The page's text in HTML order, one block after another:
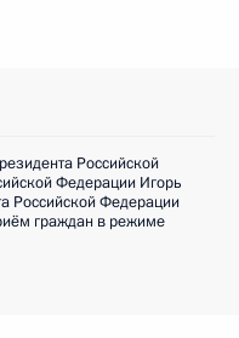
Российской
Федерации Игорь
Российской Федерации
граждан в режиме